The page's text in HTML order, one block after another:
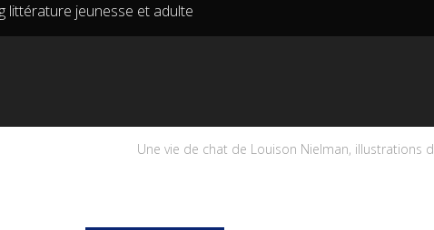
littérature jeunesse et adulte
Une vie de chat de Louison Nielman, illustrations